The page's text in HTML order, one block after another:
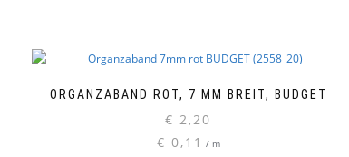
ORGANZABAND ROT, 7 MM BREIT, BUDGET
€ 2,20
€ 0,11 / m